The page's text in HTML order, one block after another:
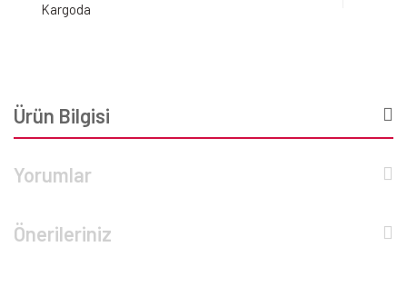
Kargoda
Ürün Bilgisi
Yorumlar
Önerileriniz